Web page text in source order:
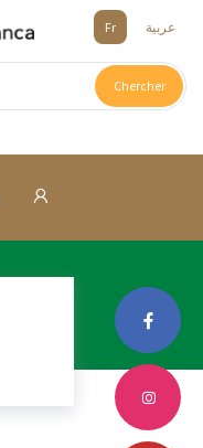
Fr عربية
Chercher